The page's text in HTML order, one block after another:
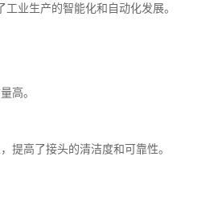
业生产的智能化和自动化发展。
高。
提高了接头的清洁度和可靠性。